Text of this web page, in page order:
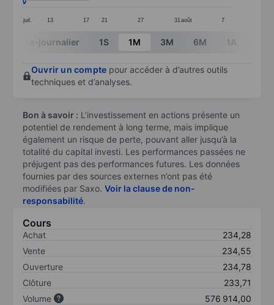
juil. 13 17 21 27 31 août 7
End of interactive chart.
Intra-journalier 1S 1M 3M 6M 1A
Ouvrir un compte pour accéder à d’autres outils
techniques et d’analyses.
Bon à savoir : L’investissement en actions présente un
potentiel de rendement à long terme, mais implique
également un risque de perte, pouvant aller jusqu’à la
totalité du capital investi. Les performances passées ne
préjugent pas des performances futures. Les données
fournies par des sources externes n’ont pas été
modifiées par Saxo. Voir la clause de non-
responsabilité.
Cours
Achat
234,28
Vente
234,55
Ouverture
234,78
Clôture
233,71
Volume
576 914,00